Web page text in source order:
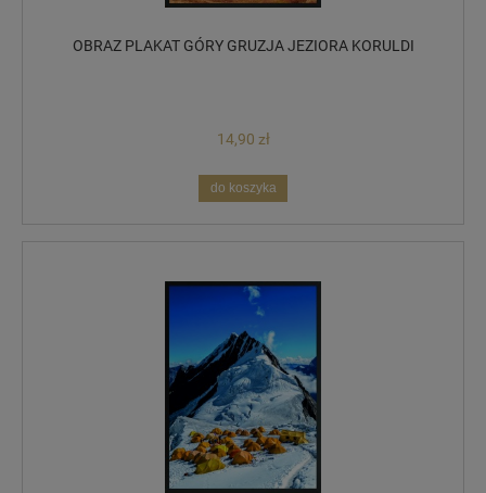
OBRAZ PLAKAT GÓRY GRUZJA JEZIORA KORULDI
14,90 zł
do koszyka